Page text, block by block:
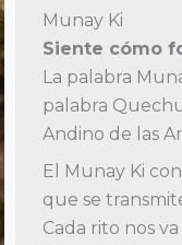
Munay Ki
Siente cómo
La palabra
palabra
Andino de las
El Munay Ki
que se
Cada rito nos